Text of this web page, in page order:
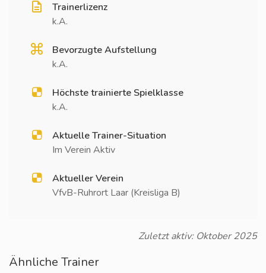
Trainerlizenz
k.A.
Bevorzugte Aufstellung
k.A.
Höchste trainierte Spielklasse
k.A.
Aktuelle Trainer-Situation
Im Verein Aktiv
Aktueller Verein
VfvB-Ruhrort Laar (Kreisliga B)
Zuletzt aktiv: Oktober 2025
Ähnliche Trainer